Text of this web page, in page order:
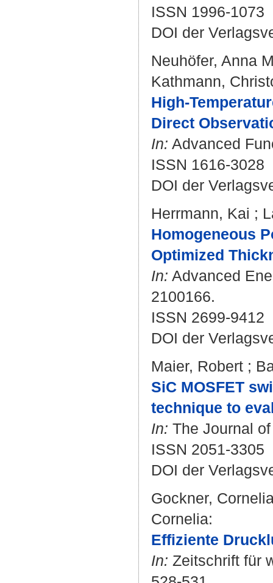
ISSN 1996-1073
DOI der
Neuhöfer, Anna
Kathmann,
High-
Direct
In: Advanced
ISSN 1616-3028
DOI der
Herrmann, Kai ;
Homogeneous
Optimized
In: Advanced
2100166.
ISSN 2699-9412
DOI der
Maier, Robert ;
SiC MOSFET
technique to
In: The Journal
ISSN 2051-3305
DOI der
Gockner,
Cornelia:
Effiziente
In: Zeitschrift für